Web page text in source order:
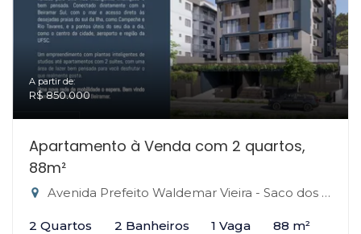
A partir de:
R$ 850.000
Apartamento à Venda com 2 quartos,
88m²
Avenida Prefeito Waldemar Vieira - Saco dos Limões, Florianópolis-SC
2 Quartos 2 Banheiros 1 Vaga 88 m²